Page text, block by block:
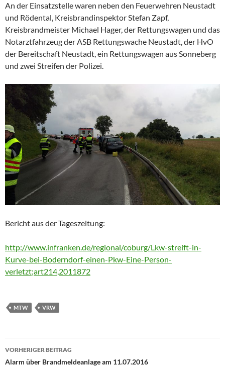
An der Einsatzstelle waren neben den Feuerwehren Neustadt
und Rödental, Kreisbrandinspektor Stefan Zapf,
Kreisbrandmeister Michael Hager, der Rettungswagen und das
Notarztfahrzeug der ASB Rettungswache Neustadt, der HvO
der Bereitschaft Neustadt, ein Rettungswagen aus Sonneberg
und zwei Streifen der Polizei.
Bericht aus der Tageszeitung:
http://www.infranken.de/regional/coburg/Lkw-streift-in-
Kurve-bei-Boderndorf-einen-Pkw-Eine-Person-
verletzt;art214,2011872
MTW VRW
Beitragsnavigation
VORHERIGER BEITRAG
Alarm über Brandmeldeanlage am 11.07.2016